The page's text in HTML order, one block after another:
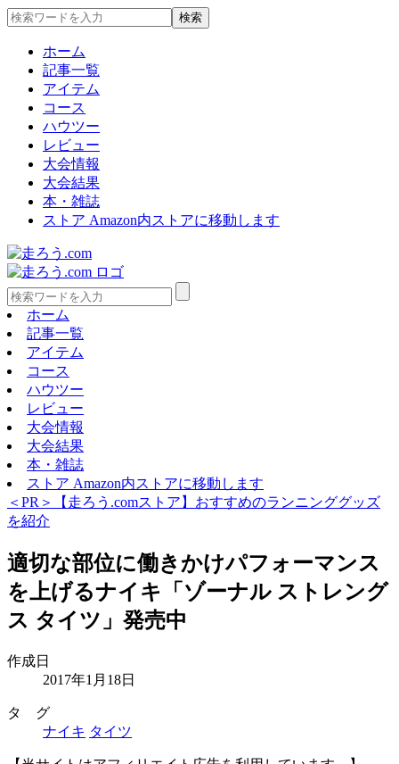
ホーム
記事一覧
アイテム
コース
ハウツー
レビュー
大会情報
大会結果
本・雑誌
ストア Amazon内ストアに移動します
ホーム
記事一覧
アイテム
コース
ハウツー
レビュー
大会情報
大会結果
本・雑誌
ストア Amazon内ストアに移動します
＜PR＞【走ろう.comストア】おすすめのランニンググッズ
を紹介
適切な部位に働きかけパフォーマンス
を上げるナイキ「ゾーナル ストレング
ス タイツ」発売中
作成日
2017年1月18日
タ グ
ナイキ タイツ